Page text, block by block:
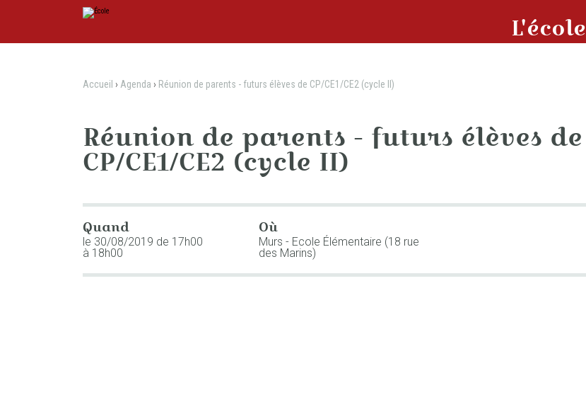
au
contenu.
à
personnels
L'école
Accueil › Agenda › Réunion de parents - futurs élèves de CP/CE1/CE2 (cycle II)
Réunion de parents - futurs élèves de
CP/CE1/CE2 (cycle II)
Quand
le 30/08/2019 de 17h00
à 18h00
Où
Murs - Ecole Élémentaire (18 rue
des Marins)